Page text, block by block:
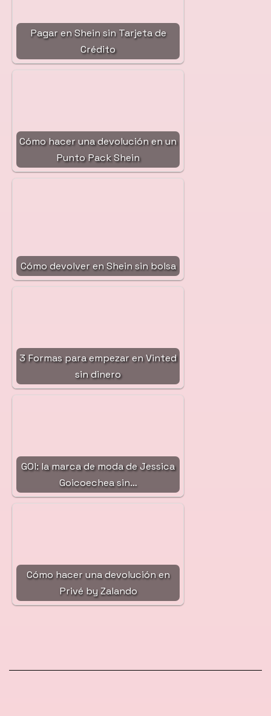
Pagar en Shein sin Tarjeta de
Crédito
Cómo hacer una devolución en un
Punto Pack Shein
Cómo devolver en Shein sin bolsa
3 Formas para empezar en Vinted
sin dinero
GOI: la marca de moda de Jessica
Goicoechea sin…
Cómo hacer una devolución en
Privé by Zalando